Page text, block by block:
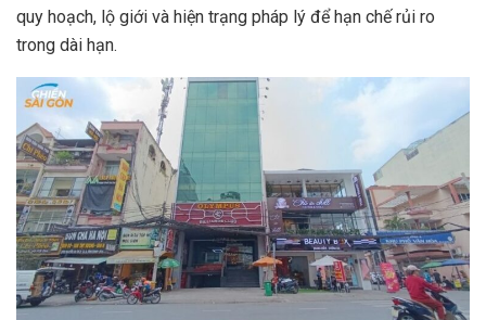
quy hoạch, lộ giới và hiện trạng pháp lý để hạn chế rủi ro
trong dài hạn.